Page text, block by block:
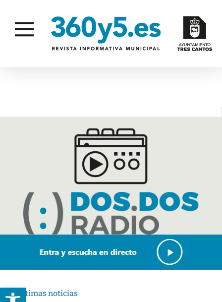
Abrir barra de herramientas
Últimas noticias